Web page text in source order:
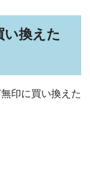
い換えた
印に買い換えた